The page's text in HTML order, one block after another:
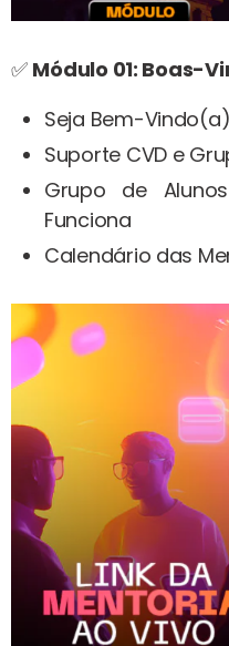
✅ Módulo 01: Boas-
Seja Bem-
Suporte CVD e
Grupo de
Funciona
Calendário das